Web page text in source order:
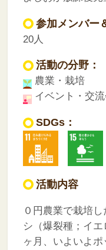
参加メンバー
20人
活動の分野：
農業・栽培
イベント・交流
SDGs：
活動内容
０円農業で栽培
シ（爆裂種；イ
ヶ月、いよいよ